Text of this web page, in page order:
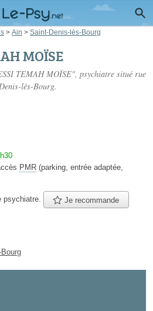
> Ain > Saint-Denis-lès-Bourg
MOÏSE
TEMAH MOÏSE", psychiatre situé rue
lès-Bourg.
PMR (parking, entrée adaptée,
psychiatre. Je recommande